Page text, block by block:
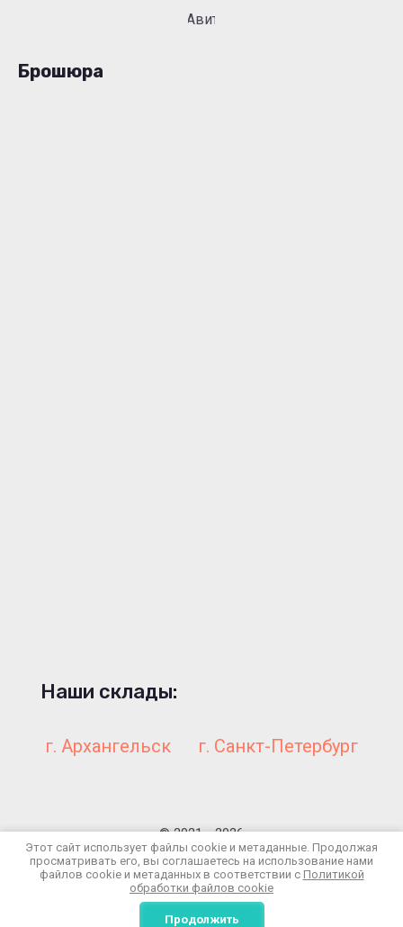
Авито
Брошюра
Наши склады:
г. Архангельск г. Санкт-Петербург
© 2021 - 2026
Политика конфиденциальности
Создать сайтв Мегагрупп.ру
Этот сайт использует файлы cookie и метаданные. Продолжая
просматривать его, вы соглашаетесь на использование нами
файлов cookie и метаданных в соответствии с Политикой
обработки файлов cookie
Продолжить